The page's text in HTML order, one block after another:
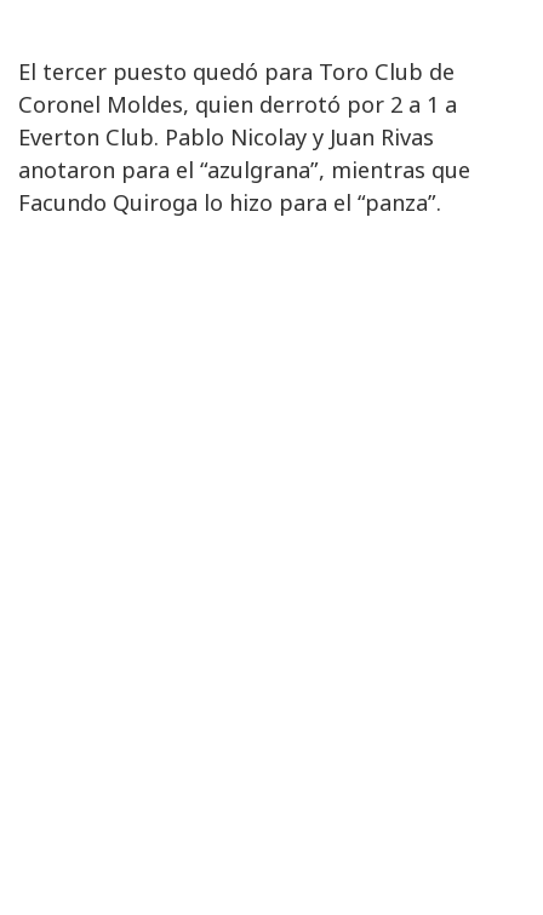
El tercer puesto quedó para Toro Club de
Coronel Moldes, quien derrotó por 2 a 1 a
Everton Club. Pablo Nicolay y Juan Rivas
anotaron para el “azulgrana”, mientras que
Facundo Quiroga lo hizo para el “panza”.